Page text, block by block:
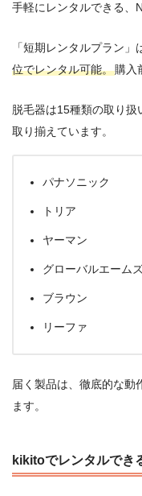
手軽にレンタルできる、
「短期レンタルプラン」
位でレンタル可能。購入
脱毛器は15種類の取り
取り揃えています。
パナソニック
トリア
ヤーマン
グローバルエーム
ブラウン
リーファ
届く製品は、徹底的な動
ます。
kikitoでレンタルでき